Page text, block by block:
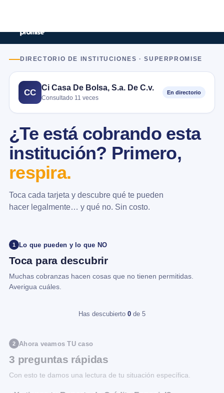
DIRECTORIO DE INSTITUCIONES · SUPERPROMISE
CC
Ci Casa De Bolsa, S.a. De C.v.
Consultado 11 veces
En directorio
¿Te está cobrando esta
institución? Primero,
respira.
Toca cada tarjeta y descubre qué te pueden
hacer legalmente… y qué no. Sin costo.
1 Lo que pueden y lo que NO
Toca para descubrir
Muchas cobranzas hacen cosas que no tienen permitidas.
Averigua cuáles.
Has descubierto 0 de 5
2 Ahora veamos TU caso
3 preguntas rápidas
Con esto te damos una lectura de tu situación específica.